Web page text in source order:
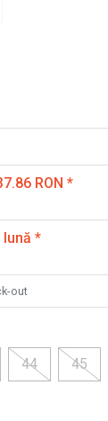
RON *
lună *
out
44 45